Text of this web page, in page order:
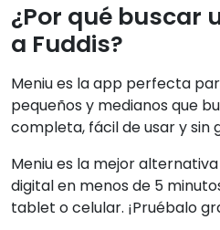
¿Por qué buscar
a Fuddis?
Meniu es la app perfecta
pequeños y medianos que
completa, fácil de usar y sin
Meniu es la mejor
digital en menos de 5
tablet o celular. ¡Pruébalo